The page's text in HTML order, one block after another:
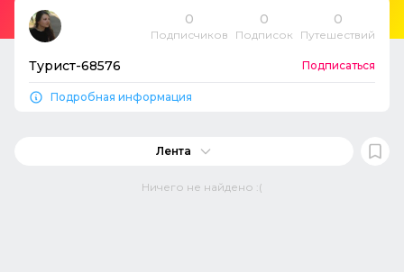
0
Подписчиков
0
Подписок
0
Путешествий
Турист-68576 Подписаться
Подробная информация
Лента
Ничего не найдено :(